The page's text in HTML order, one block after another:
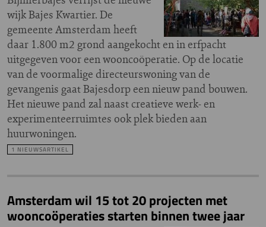
wijk Bajes Kwartier. De
gemeente Amsterdam heeft
daar 1.800 m2 grond aangekocht en in erfpacht
uitgegeven voor een wooncoöperatie. Op de locatie
van de voormalige directeurswoning van de
gevangenis gaat Bajesdorp een nieuw pand bouwen.
Het nieuwe pand zal naast creatieve werk- en
experimenteerruimtes ook plek bieden aan
huurwoningen.
1 NIEUWSARTIKEL
Amsterdam wil 15 tot 20 projecten met
wooncoöperaties starten binnen twee jaar